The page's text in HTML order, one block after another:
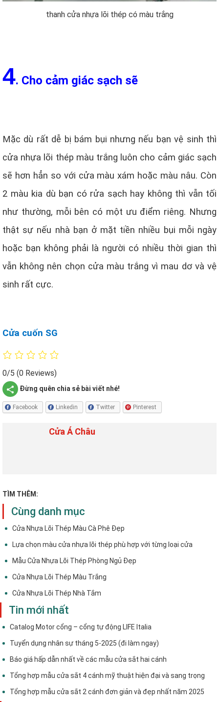
thanh cửa nhựa lõi thép có màu trắng
4. Cho cảm giác sạch sẽ
Mặc dù rất dễ bị bám bụi nhưng nếu bạn vệ sinh thì
cửa nhựa lõi thép màu trắng luôn cho cảm giác sạch
sẽ hơn hẳn so với cửa màu xám hoặc màu nâu. Còn
2 màu kia dù bạn có rửa sạch hay không thì vẫn tối
như thường, mỗi bên có một ưu điểm riêng. Nhưng
thật sự nếu nhà bạn ở mặt tiền nhiều bụi mỗi ngày
hoặc bạn không phải là người có nhiều thời gian thì
vẫn không nên chọn cửa màu trắng vì mau dơ và vệ
sinh rất cực.
Cửa cuốn SG
0/5 (0 Reviews)
Đừng quên chia sẻ bài viết nhé!
Facebook Linkedin Twitter Pinterest
Cửa Á Châu
TÌM THÊM:
Cùng danh mục
Cửa Nhựa Lõi Thép Màu Cà Phê Đẹp
Lựa chọn màu cửa nhựa lõi thép phù hợp với từng loại cửa
Mẫu Cửa Nhựa Lõi Thép Phòng Ngủ Đẹp
Cửa Nhựa Lõi Thép Màu Trắng
Cửa Nhựa Lõi Thép Nhà Tắm
Tin mới nhất
Catalog Motor cổng – cổng tự động LIFE Italia
Tuyển dụng nhân sự tháng 5-2025 (đi làm ngay)
Báo giá hấp dẫn nhất về các mẫu cửa sắt hai cánh
Tổng hợp mẫu cửa sắt 4 cánh mỹ thuật hiện đại và sang trọng
Tổng hợp mẫu cửa sắt 2 cánh đơn giản và đẹp nhất năm 2025